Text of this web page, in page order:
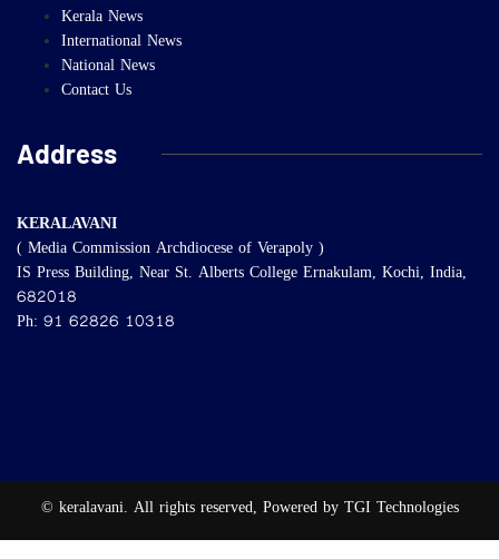
Kerala News
International News
National News
Contact Us
Address
KERALAVANI
( Media Commission Archdiocese of Verapoly )
IS Press Building, Near St. Alberts College Ernakulam, Kochi, India,
682018
Ph: 91 62826 10318
© keralavani. All rights reserved, Powered by TGI Technologies